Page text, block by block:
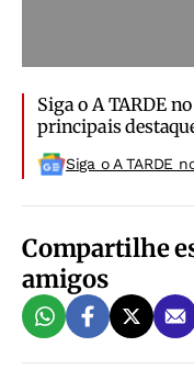
Siga o A TARDE
principais
Siga o A TARDE
Compartilhe
amigos